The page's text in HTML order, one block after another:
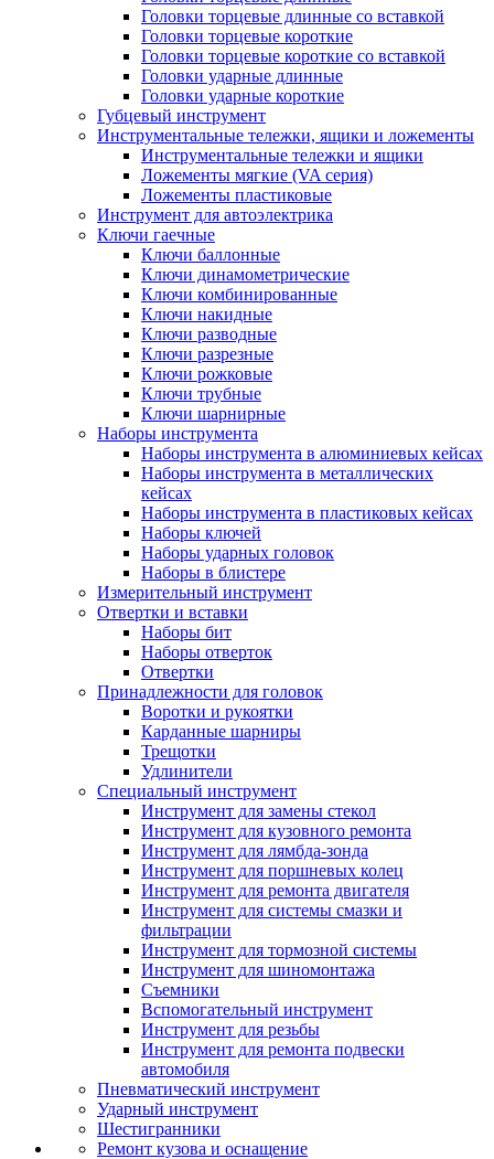
Головки торцевые длинные со вставкой
Головки торцевые короткие
Головки торцевые короткие со вставкой
Головки ударные длинные
Головки ударные короткие
Губцевый инструмент
Инструментальные тележки, ящики и ложементы
Инструментальные тележки и ящики
Ложементы мягкие (VA серия)
Ложементы пластиковые
Инструмент для автоэлектрика
Ключи гаечные
Ключи баллонные
Ключи динамометрические
Ключи комбинированные
Ключи накидные
Ключи разводные
Ключи разрезные
Ключи рожковые
Ключи трубные
Ключи шарнирные
Наборы инструмента
Наборы инструмента в алюминиевых кейсах
Наборы инструмента в металлических
кейсах
Наборы инструмента в пластиковых кейсах
Наборы ключей
Наборы ударных головок
Наборы в блистере
Измерительный инструмент
Отвертки и вставки
Наборы бит
Наборы отверток
Отвертки
Принадлежности для головок
Воротки и рукоятки
Карданные шарниры
Трещотки
Удлинители
Специальный инструмент
Инструмент для замены стекол
Инструмент для кузовного ремонта
Инструмент для лямбда-зонда
Инструмент для поршневых колец
Инструмент для ремонта двигателя
Инструмент для системы смазки и
фильтрации
Инструмент для тормозной системы
Инструмент для шиномонтажа
Съемники
Вспомогательный инструмент
Инструмент для резьбы
Инструмент для ремонта подвески
автомобиля
Пневматический инструмент
Ударный инструмент
Шестигранники
Ремонт кузова и оснащение